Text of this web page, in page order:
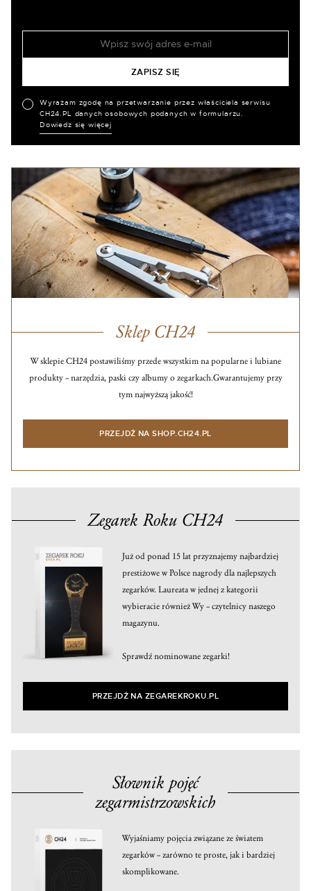
Wyrażam zgodę na przetwarzanie przez właściciela serwisu
CH24.PL danych osobowych podanych w formularzu.
Dowiedz się więcej
Sklep CH24
W sklepie CH24 postawiliśmy przede wszystkim na popularne i lubiane
produkty – narzędzia, paski czy albumy o zegarkach.Gwarantujemy przy
tym najwyższą jakość!
PRZEJDŹ NA SHOP.CH24.PL
Zegarek Roku CH24
Już od ponad 15 lat przyznajemy najbardziej
prestiżowe w Polsce nagrody dla najlepszych
zegarków. Laureata w jednej z kategorii
wybieracie również Wy – czytelnicy naszego
magazynu.
Sprawdź nominowane zegarki!
PRZEJDŹ NA ZEGAREKROKU.PL
Słownik pojęć
zegarmistrzowskich
Wyjaśniamy pojęcia związane ze światem
zegarków – zarówno te proste, jak i bardziej
skomplikowane.